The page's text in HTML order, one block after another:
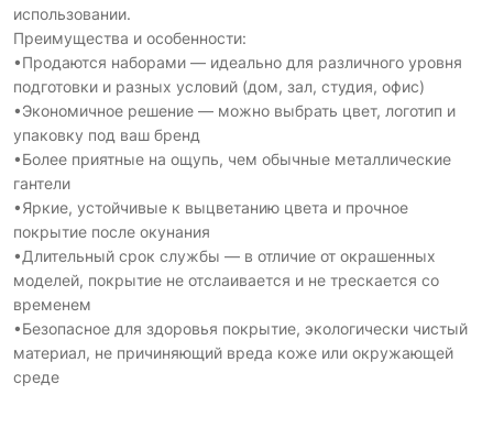
использовании.
Преимущества и особенности:
•Продаются наборами — идеально для различного уровня
подготовки и разных условий (дом, зал, студия, офис)
•Экономичное решение — можно выбрать цвет, логотип и
упаковку под ваш бренд
•Более приятные на ощупь, чем обычные металлические
гантели
•Яркие, устойчивые к выцветанию цвета и прочное
покрытие после окунания
•Длительный срок службы — в отличие от окрашенных
моделей, покрытие не отслаивается и не трескается со
временем
•Безопасное для здоровья покрытие, экологически чистый
материал, не причиняющий вреда коже или окружающей
среде